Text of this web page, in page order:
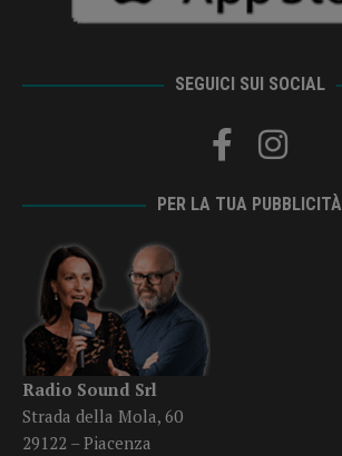
SEGUICI SUI SOCIAL
PER LA TUA PUBBLICITÀ
Radio Sound Srl
Strada della Mola, 60
29122 – Piacenza